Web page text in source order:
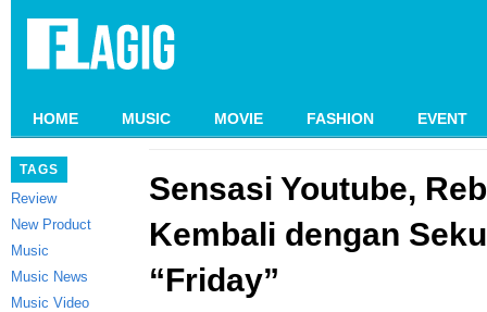
HOME MUSIC MOVIE FASHION EVENT
TAGS
Review
New Product
Music
Music News
Music Video
Sensasi Youtube,
Kembali dengan
“Friday”